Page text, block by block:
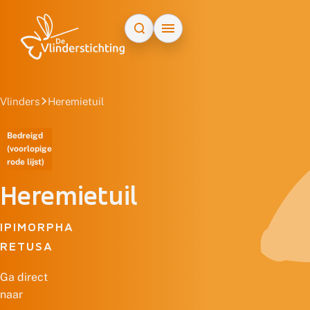
Vlinders Heremietuil
Bedreigd
(voorlopige
rode lijst)
Heremietuil
IPIMORPHA
RETUSA
Ga direct
naar